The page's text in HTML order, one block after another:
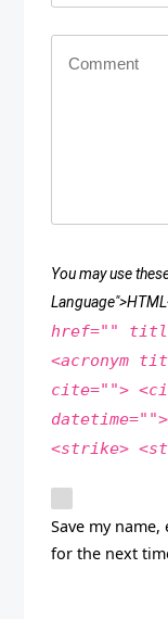
You may use
href=""
<acronym
cite="">
<strike>
Save my
for the next